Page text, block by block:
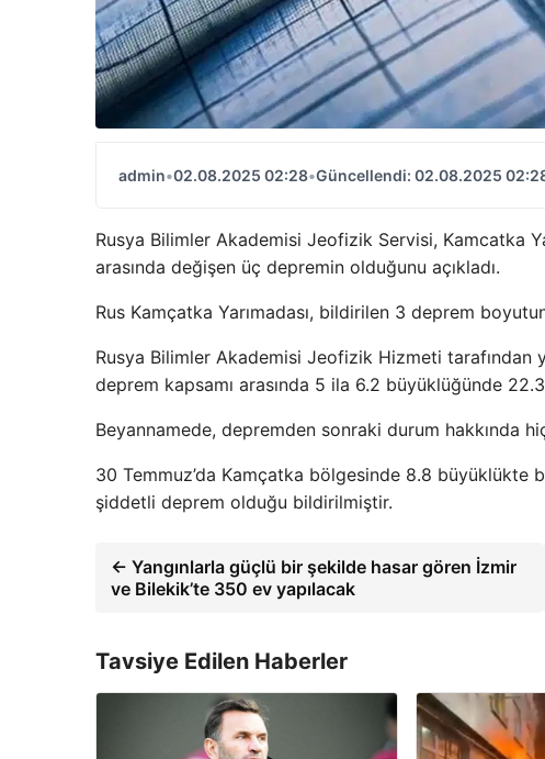
admin•02.08.2025 02:28•Güncellendi: 02.08.2025
Rusya Bilimler Akademisi Jeofizik Servisi, Kamcatka
arasında değişen üç depremin olduğunu açıkladı.
Rus Kamçatka Yarımadası, bildirilen 3 deprem
Rusya Bilimler Akademisi Jeofizik Hizmeti tarafından
deprem kapsamı arasında 5 ila 6.2 büyüklüğünde
Beyannamede, depremden sonraki durum hakkında
30 Temmuz’da Kamçatka bölgesinde 8.8 büyüklükte
şiddetli deprem olduğu bildirilmiştir.
← Yangınlarla güçlü bir şekilde hasar gören İzmir
ve Bilekik’te 350 ev yapılacak
Tavsiye Edilen Haberler